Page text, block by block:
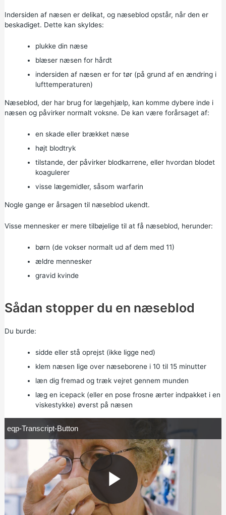
Indersiden af næsen er delikat, og næseblod opstår, når den er
beskadiget. Dette kan skyldes:
plukke din næse
blæser næsen for hårdt
indersiden af næsen er for tør (på grund af en ændring i
lufttemperaturen)
Næseblod, der har brug for lægehjælp, kan komme dybere inde i
næsen og påvirker normalt voksne. De kan være forårsaget af:
en skade eller brækket næse
højt blodtryk
tilstande, der påvirker blodkarrene, eller hvordan blodet
koagulerer
visse lægemidler, såsom warfarin
Nogle gange er årsagen til næseblod ukendt.
Visse mennesker er mere tilbøjelige til at få næseblod, herunder:
børn (de vokser normalt ud af dem med 11)
ældre mennesker
gravid kvinde
Sådan stopper du en næseblod
Du burde:
sidde eller stå oprejst (ikke ligge ned)
klem næsen lige over næseborene i 10 til 15 minutter
læn dig fremad og træk vejret gennem munden
læg en icepack (eller en pose frosne ærter indpakket i en
viskestykke) øverst på næsen
e
c
r
i
p
eqp-Transcript-Button
P